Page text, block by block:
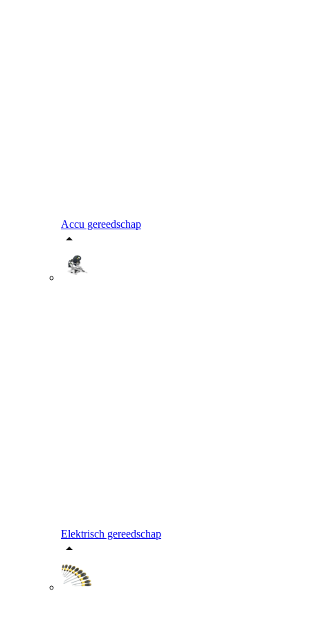
Accu gereedschap
Elektrisch gereedschap